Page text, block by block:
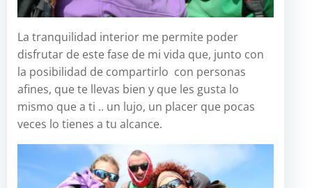
La tranquilidad interior me permite poder
disfrutar de este fase de mi vida que, junto con
la posibilidad de compartirlo con personas
afines, que te llevas bien y que les gusta lo
mismo que a ti .. un lujo, un placer que pocas
veces lo tienes a tu alcance.